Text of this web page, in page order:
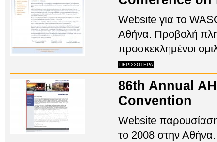
Website για το
Αθήνα. Προβολή
προσκεκλημένοι
ΠΕΡΙΣΣΟΤΕΡΑ
86th Annual
Convention
Website
το 2008 στην Αθήνα.